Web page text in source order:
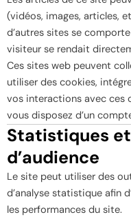
(vidéos, images, articles,
d’autres sites se
visiteur se rendait
Ces sites web peuvent
utiliser des cookies,
vos interactions avec ces
vous disposez d’un
Statistiques
d’audience
Le site peut utiliser des
d’analyse statistique afin
les performances du site.